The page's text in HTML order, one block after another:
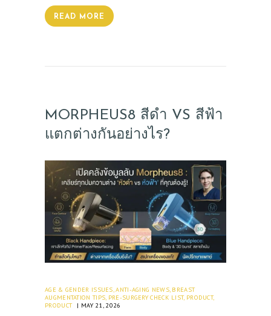
READ MORE
MORPHEUS8 สีดำ VS สีฟ้า
แตกต่างกันอย่างไร?
AGE & GENDER ISSUES ,ANTI-AGING NEWS, BREAST
AUGMENTATION TIPS PRE-SURGERY CHECK LIST, PRODUCT,
PRODUCT
MAY 21, 2026